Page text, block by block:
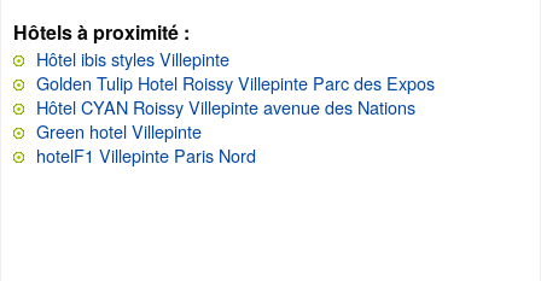
Hôtels à proximité :
Hôtel ibis styles Villepinte
Golden Tulip Hotel Roissy Villepinte Parc des Expos
Hôtel CYAN Roissy Villepinte avenue des Nations
Green hotel Villepinte
hotelF1 Villepinte Paris Nord